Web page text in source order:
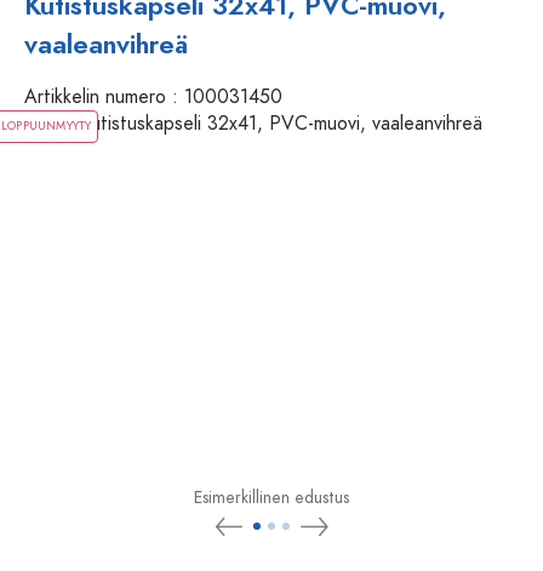
vaaleanvihreä
Artikkelin numero : 100031450
LOPPUUNMYYTY
Esimerkillinen edustus